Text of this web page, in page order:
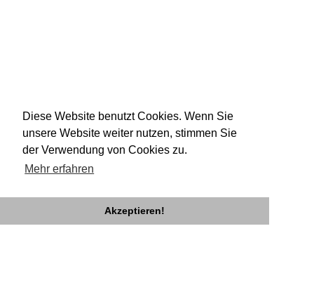
Diese Website benutzt Cookies. Wenn Sie
unsere Website weiter nutzen, stimmen Sie
der Verwendung von Cookies zu.
Mehr erfahren
Akzeptieren!